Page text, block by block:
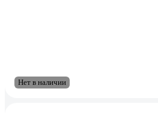
Нет в наличии